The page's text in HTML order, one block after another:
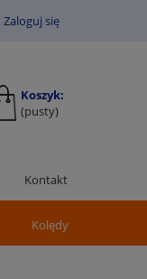
Zaloguj się
Koszyk:
(pusty)
Kontakt
Kolędy